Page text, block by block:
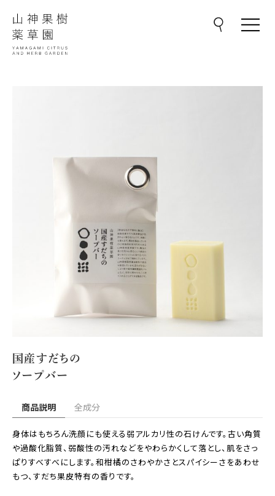
国産すだちの
ソープバー
商品説明 全成分
身体はもちろん洗顔にも使える弱アルカリ性の石けんです。古い角質
や過酸化脂質、弱酸性の汚れなどをやわらかくして落とし、肌をさっ
ぱりすべすべにします。和柑橘のさわやかさとスパイシーさをあわせ
もつ、すだち果皮特有の香りです。